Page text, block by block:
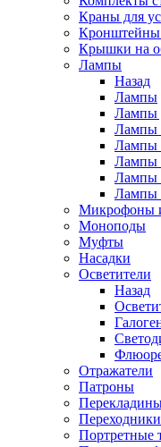
Краны для
Кронштейны
Крышки на
Лампы
Назад
Лампы
Лампы
Лампы
Лампы
Лампы
Лампы
Лампы
Микрофоны
Моноподы
Муфты
Насадки
Осветители
Назад
Отражатели
Патроны
Переходники
Портретные